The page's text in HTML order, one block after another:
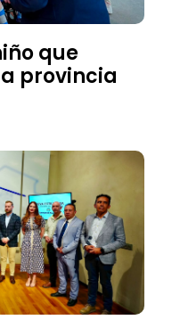
que
provincia